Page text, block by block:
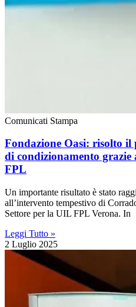
Comunicati Stampa
Fondazione Oasi: risolto
di condizionamento
FPL
Un importante risultato è stato
all’intervento tempestivo di
Settore per la UIL FPL Verona. In
Leggi Tutto »
2 Luglio 2025